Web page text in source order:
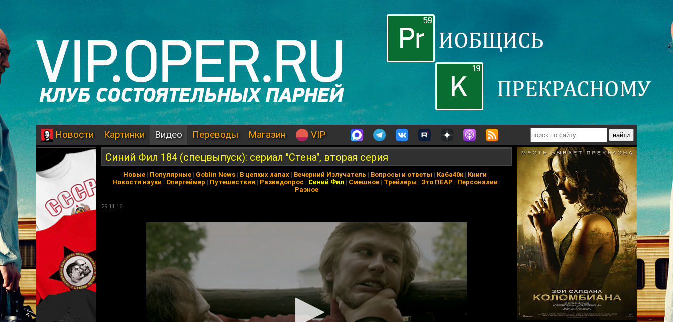
Новости Картинки Видео Переводы Магазин VIP
Синий Фил 184 (спецвыпуск): сериал "Стена", вторая серия
Новые | Популярные | Goblin News | В цепких лапах | Вечерний Излучатель | Вопросы и ответы | Каба40к| Книги |
Новости науки | Опергеймер | Путешествия | Разведопрос | Синий Фил | Смешное | Трейлеры | Это ПЕАР | Персоналии |
Разное
29.11.16